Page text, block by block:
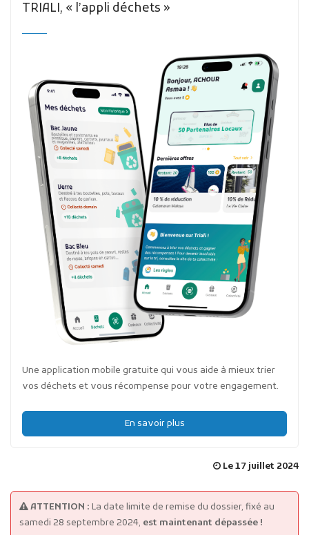
TRIALI, « l’appli déchets »
Une application mobile gratuite qui vous aide à mieux trier
vos déchets et vous récompense pour votre engagement.
En savoir plus
Le 17 juillet 2024
ATTENTION : La date limite de remise du dossier, fixé au
samedi 28 septembre 2024, est maintenant dépassée !